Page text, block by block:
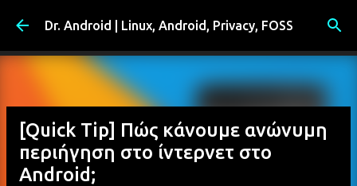
Μετάβαση στο κύριο περιεχόμενο
Dr. Android | Linux, Android, Privacy, FOSS
[Quick Tip] Πώς κάνουμε ανώνυμη
περιήγηση στο ίντερνετ στο
Android;